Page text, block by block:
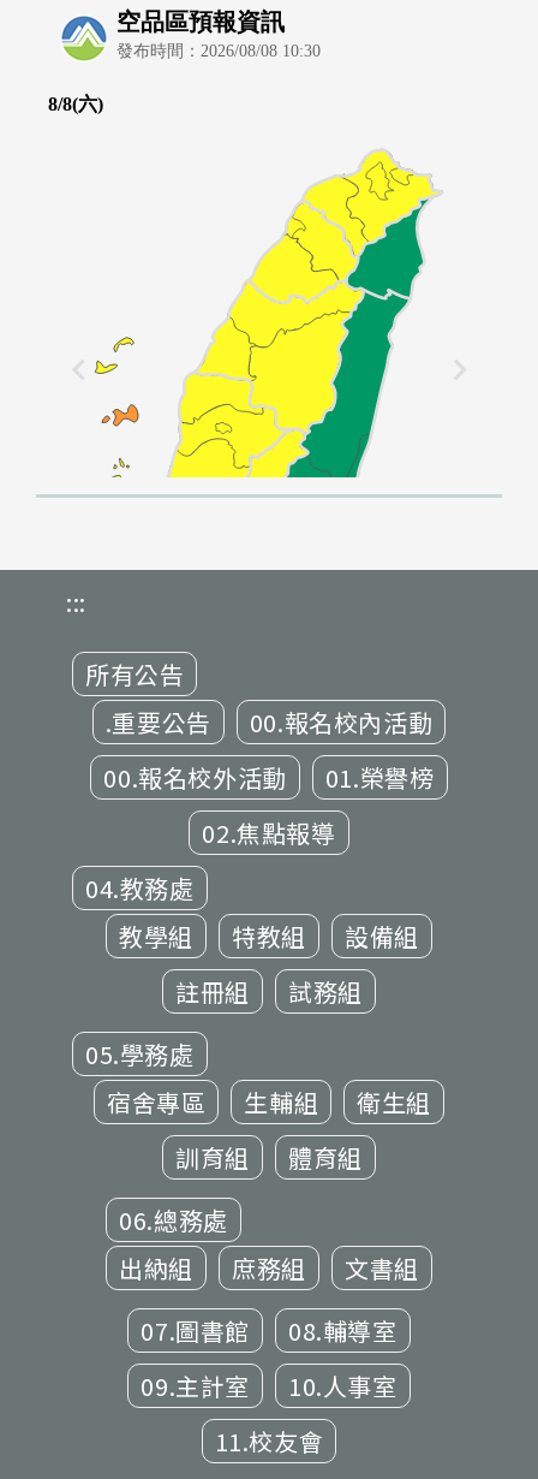
:::
所有公告
.重要公告
00.報名校內活動
00.報名校外活動
01.榮譽榜
02.焦點報導
04.教務處
教學組
特教組
設備組
註冊組
試務組
05.學務處
宿舍專區
生輔組
衛生組
訓育組
體育組
06.總務處
出納組
庶務組
文書組
07.圖書館
08.輔導室
09.主計室
10.人事室
11.校友會